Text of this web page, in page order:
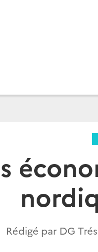
Rédigé par DG